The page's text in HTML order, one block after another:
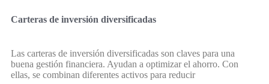
Carteras de inversión diversificadas
Las carteras de inversión diversificadas son claves para una
buena gestión financiera. Ayudan a optimizar el ahorro. Con
ellas, se combinan diferentes activos para reducir